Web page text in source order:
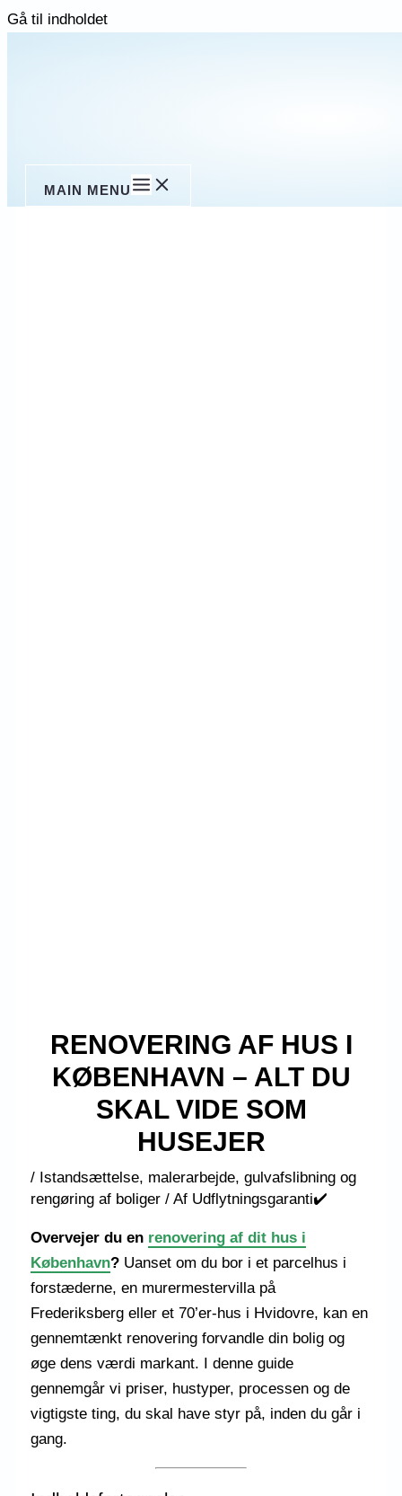
Gå til indholdet
MAIN MENU
RENOVERING AF HUS I
KØBENHAVN – ALT DU
SKAL VIDE SOM
HUSEJER
/ Istandsættelse, malerarbejde, gulvafslibning og
rengøring af boliger / Af Udflytningsgaranti✔️
Overvejer du en renovering af dit hus i
København? Uanset om du bor i et parcelhus i
forstæderne, en murermestervilla på
Frederiksberg eller et 70’er-hus i Hvidovre, kan en
gennemtænkt renovering forvandle din bolig og
øge dens værdi markant. I denne guide
gennemgår vi priser, hustyper, processen og de
vigtigste ting, du skal have styr på, inden du går i
gang.